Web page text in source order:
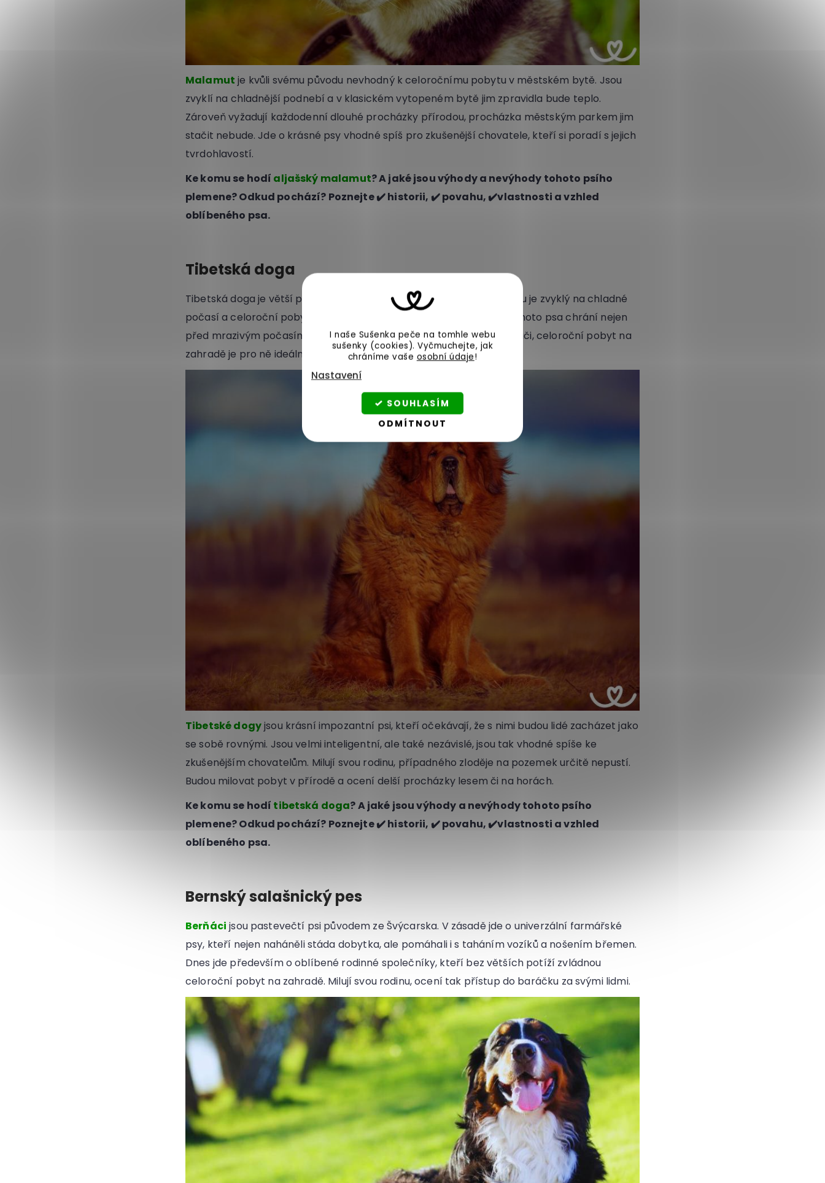
I naše Sušenka peče na tomhle webu
sušenky (cookies).Vyčmuchejte, jak
chráníme vaše osobní údaje!
Nastavení
ODMÍTNOUT
SOUHLASÍM
Malamut je kvůli svému původu nevhodný k celoročnímu pobytu v městském bytě. Jsou
zvyklí na chladnější podnebí a v klasickém vytopeném bytě jim zpravidla bude teplo.
Zároveň vyžadují každodenní dlouhé procházky přírodou, procházka městským parkem jim
stačit nebude. Jde o krásné psy vhodné spíš pro zkušenější chovatele, kteří si poradí s jejich
tvrdohlavostí.
Ke komu se hodí aljašský malamut? A jaké jsou výhody a nevýhody tohoto psího
plemene? Odkud pochází? Poznejte ✔️ historii, ✔️ povahu, ✔️vlastnosti a vzhled
oblíbeného psa.
Tibetská doga
Tibetská doga je větší pes původem z Tibetu. Díky zemi svého původu je zvyklý na chladné
počasí a celoroční pobyt venku mu tak nečinní potíže. Hustá srst tohoto psa chrání nejen
před mrazivým počasím, ale i před teplem. Tito psi jsou výborní hlídači, celoroční pobyt na
zahradě je pro ně ideální volbou.
Tibetské dogyjsou krásní impozantní psi, kteří očekávají, že s nimi budou lidé zacházet jako
se sobě rovnými. Jsou velmi inteligentní, ale také nezávislé, jsou tak vhodné spíše ke
zkušenějším chovatelům. Milují svou rodinu, případného zloděje na pozemek určitě nepustí.
Budou milovat pobyt v přírodě a ocení delší procházky lesem či na horách.
Ke komu se hodí tibetská doga? A jaké jsou výhody a nevýhody tohoto psího
plemene? Odkud pochází? Poznejte ✔️ historii, ✔️ povahu, ✔️vlastnosti a vzhled
oblíbeného psa.
Bernský salašnický pes
Berňáci jsou pastevečtí psi původem ze Švýcarska. V zásadě jde o univerzální farmářské
psy, kteří nejen naháněli stáda dobytka, ale pomáhali i s taháním vozíků a nošením břemen.
Dnes jde především o oblíbené rodinné společníky, kteří bez větších potíží zvládnou
celoroční pobyt na zahradě. Milují svou rodinu, ocení tak přístup do baráčku za svými lidmi.